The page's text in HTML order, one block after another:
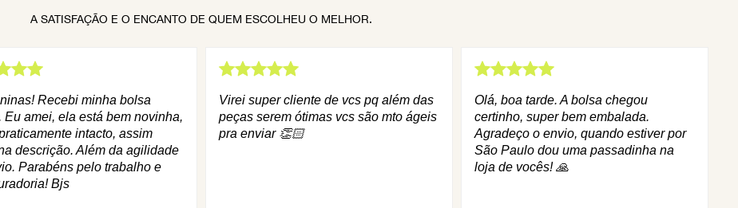
A SATISFAÇÃO E O ENCANTO DE QUEM ESCOLHEU O MELHOR.
Recebi minha bolsa
Eu amei, ela está bem novinha,
intacto, assim
descrição. Além da agilidade
Parabéns pelo trabalho e
Bjs
Virei super cliente de vcs pq além das
peças serem ótimas vcs são mto ágeis
pra enviar 👏🏻
Olá, boa tarde. A bolsa chegou
certinho, super bem embalada.
Agradeço o envio, quando estiver por
São Paulo dou uma passadinha na
loja de vocês! 🙏